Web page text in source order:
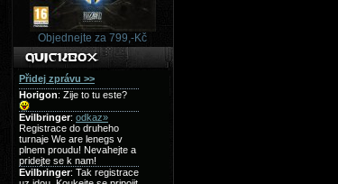
Objednejte za 799,-Kč